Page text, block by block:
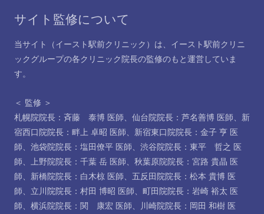
サイト監修について
当サイト（イースト駅前クリニック）は、イースト駅前クリニ
ックグループの各クリニック院長の監修のもと運営していま
す。
＜ 監修 ＞
札幌院院長：斉藤 泰博 医師、 仙台院院長：芦名善博 医師、 新
宿西口院院長：畔上 卓昭 医師、 新宿東口院院長：金子 亨 医
師、 池袋院院長：塩田僚平 医師、 渋谷院院長：東平 哲之 医
師、 上野院院長：千葉 岳 医師、 秋葉原院院長：宮路 貴晶 医
師、 新橋院院長：白木椋 医師、 五反田院院長：松本 貴博 医
師、 立川院院長：村田 博昭 医師、 町田院院長：岩崎 裕太 医
師、 横浜院院長：関 康宏 医師、
川崎院院長：岡田 和樹 医